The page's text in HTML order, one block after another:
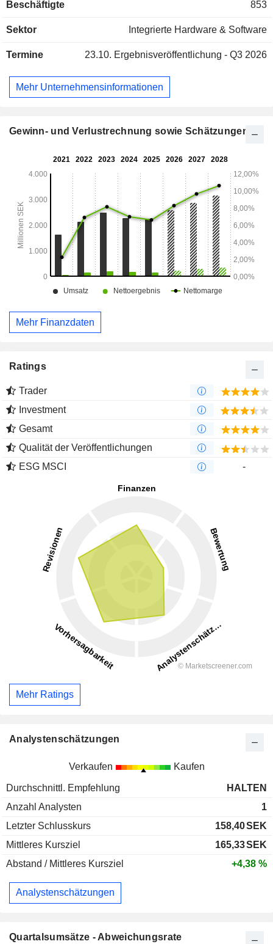
Zuverlässigkeit und hohe Qualität entscheidende Faktoren
Beijer Electronics und Westermo. Diese Einheiten sind für
weltweiten Vertrieb zuständig.
Beschäftigte 853
Sektor Integrierte Hardware & Software
Termine 23.10. Ergebnisveröffentlichung - Q3 2026
Mehr Unternehmensinformationen
Gewinn- und Verlustrechnung sowie Schätzungen
Mehr Finanzdaten
Ratings
Trader
Investment
Gesamt
Qualität der Veröffentlichungen
ESG MSCI
-
Mehr Ratings
Analystenschätzungen
Verkaufen Kaufen
Durchschnittl. Empfehlung
HALTEN
Anzahl Analysten
1
Letzter Schlusskurs
158,40SEK
Mittleres Kursziel
165,33SEK
Abstand / Mittleres Kursziel
+4,38 %
Analystenschätzungen
Quartalsumsätze - Abweichungsrate